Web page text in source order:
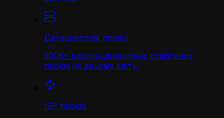
Датацентрові проксі
500K+ високошвидкісних стабільних
проксі по всьому світу.
ISP проксі